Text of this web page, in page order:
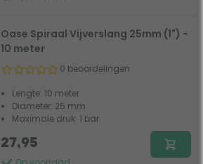
Oase Spiraal Vijverslang 25mm (1") -
10 meter
0 beoordelingen
Lengte: 10 meter
Diameter: 25 mm
Maximale druk: 1 bar
27,95